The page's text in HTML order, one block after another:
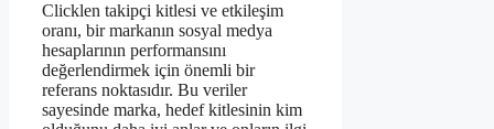
Clicklen takipçi kitlesi ve etkileşim
oranı, bir markanın sosyal medya
hesaplarının performansını
değerlendirmek için önemli bir
referans noktasıdır. Bu veriler
sayesinde marka, hedef kitlesinin kim